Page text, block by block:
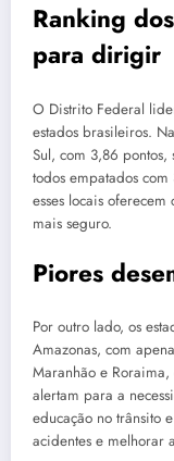
Ranking
para dirigir
O Distrito Federal
estados brasileiros.
Sul, com 3,86
todos empatados
esses locais
mais seguro.
Piores
Por outro lado, os
Amazonas, com
Maranhão e Roraima,
alertam para a
educação no trânsito
acidentes e melhorar